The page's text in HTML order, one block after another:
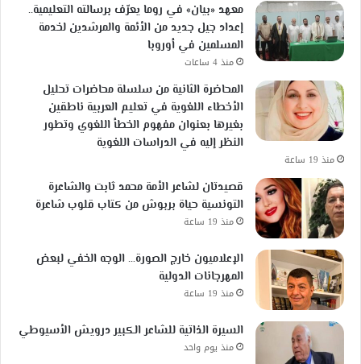
معهد «بيان» في روما يعرّف برسالته التعليمية..
إعداد جيل جديد من الأئمة والمرشدين لخدمة
المسلمين في أوروبا
منذ 4 ساعات
المحاضرة الثانية من سلسلة محاضرات تحليل
الأخطاء اللغوية في تعليم العربية ناطقين
بغيرها بعنوان مفهوم الخطأ اللغوي وتطور
النظر إليه في الدراسات اللغوية
منذ 19 ساعة
قصيدتان لشاعر الأمة محمد ثابت والشاعرة
التونسية حياة بربوش من كتاب قلوب شاعرة
منذ 19 ساعة
الإعلاميون خارج الصورة… الوجه الخفي لبعض
المهرجانات الدولية
منذ 19 ساعة
السيرة الذاتية للشاعر الكبير درويش الأسيوطي
منذ يوم واحد